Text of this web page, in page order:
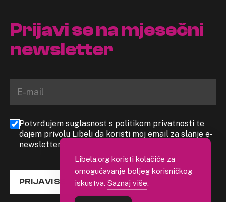
Prijavi se na mjesečni
newsletter
Potvrđujem suglasnost s politikom privatnosti te
dajem privolu Libeli da koristi moj email za slanje e-
newslettera
PRIJAVI SE
Libela.org koristi kolačiće za
omogućavanje boljeg korisničkog
iskustva. Saznaj više.